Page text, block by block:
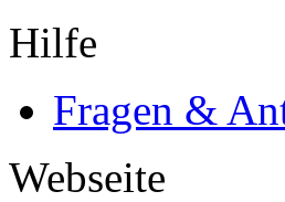
Hilfe
Fragen &
Webseite